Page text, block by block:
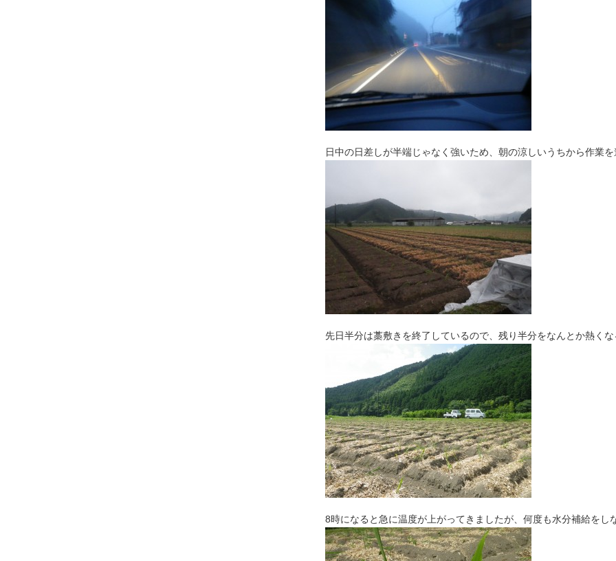
日中の日差しが半端じゃなく強いため、朝の涼しいうちから作業を
先日半分は藁敷きを終了しているので、残り半分をなんとか熱くな
8時になると急に温度が上がってきましたが、何度も水分補給をし